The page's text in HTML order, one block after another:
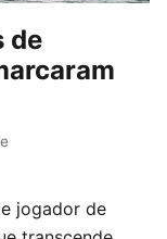
de
jogador de